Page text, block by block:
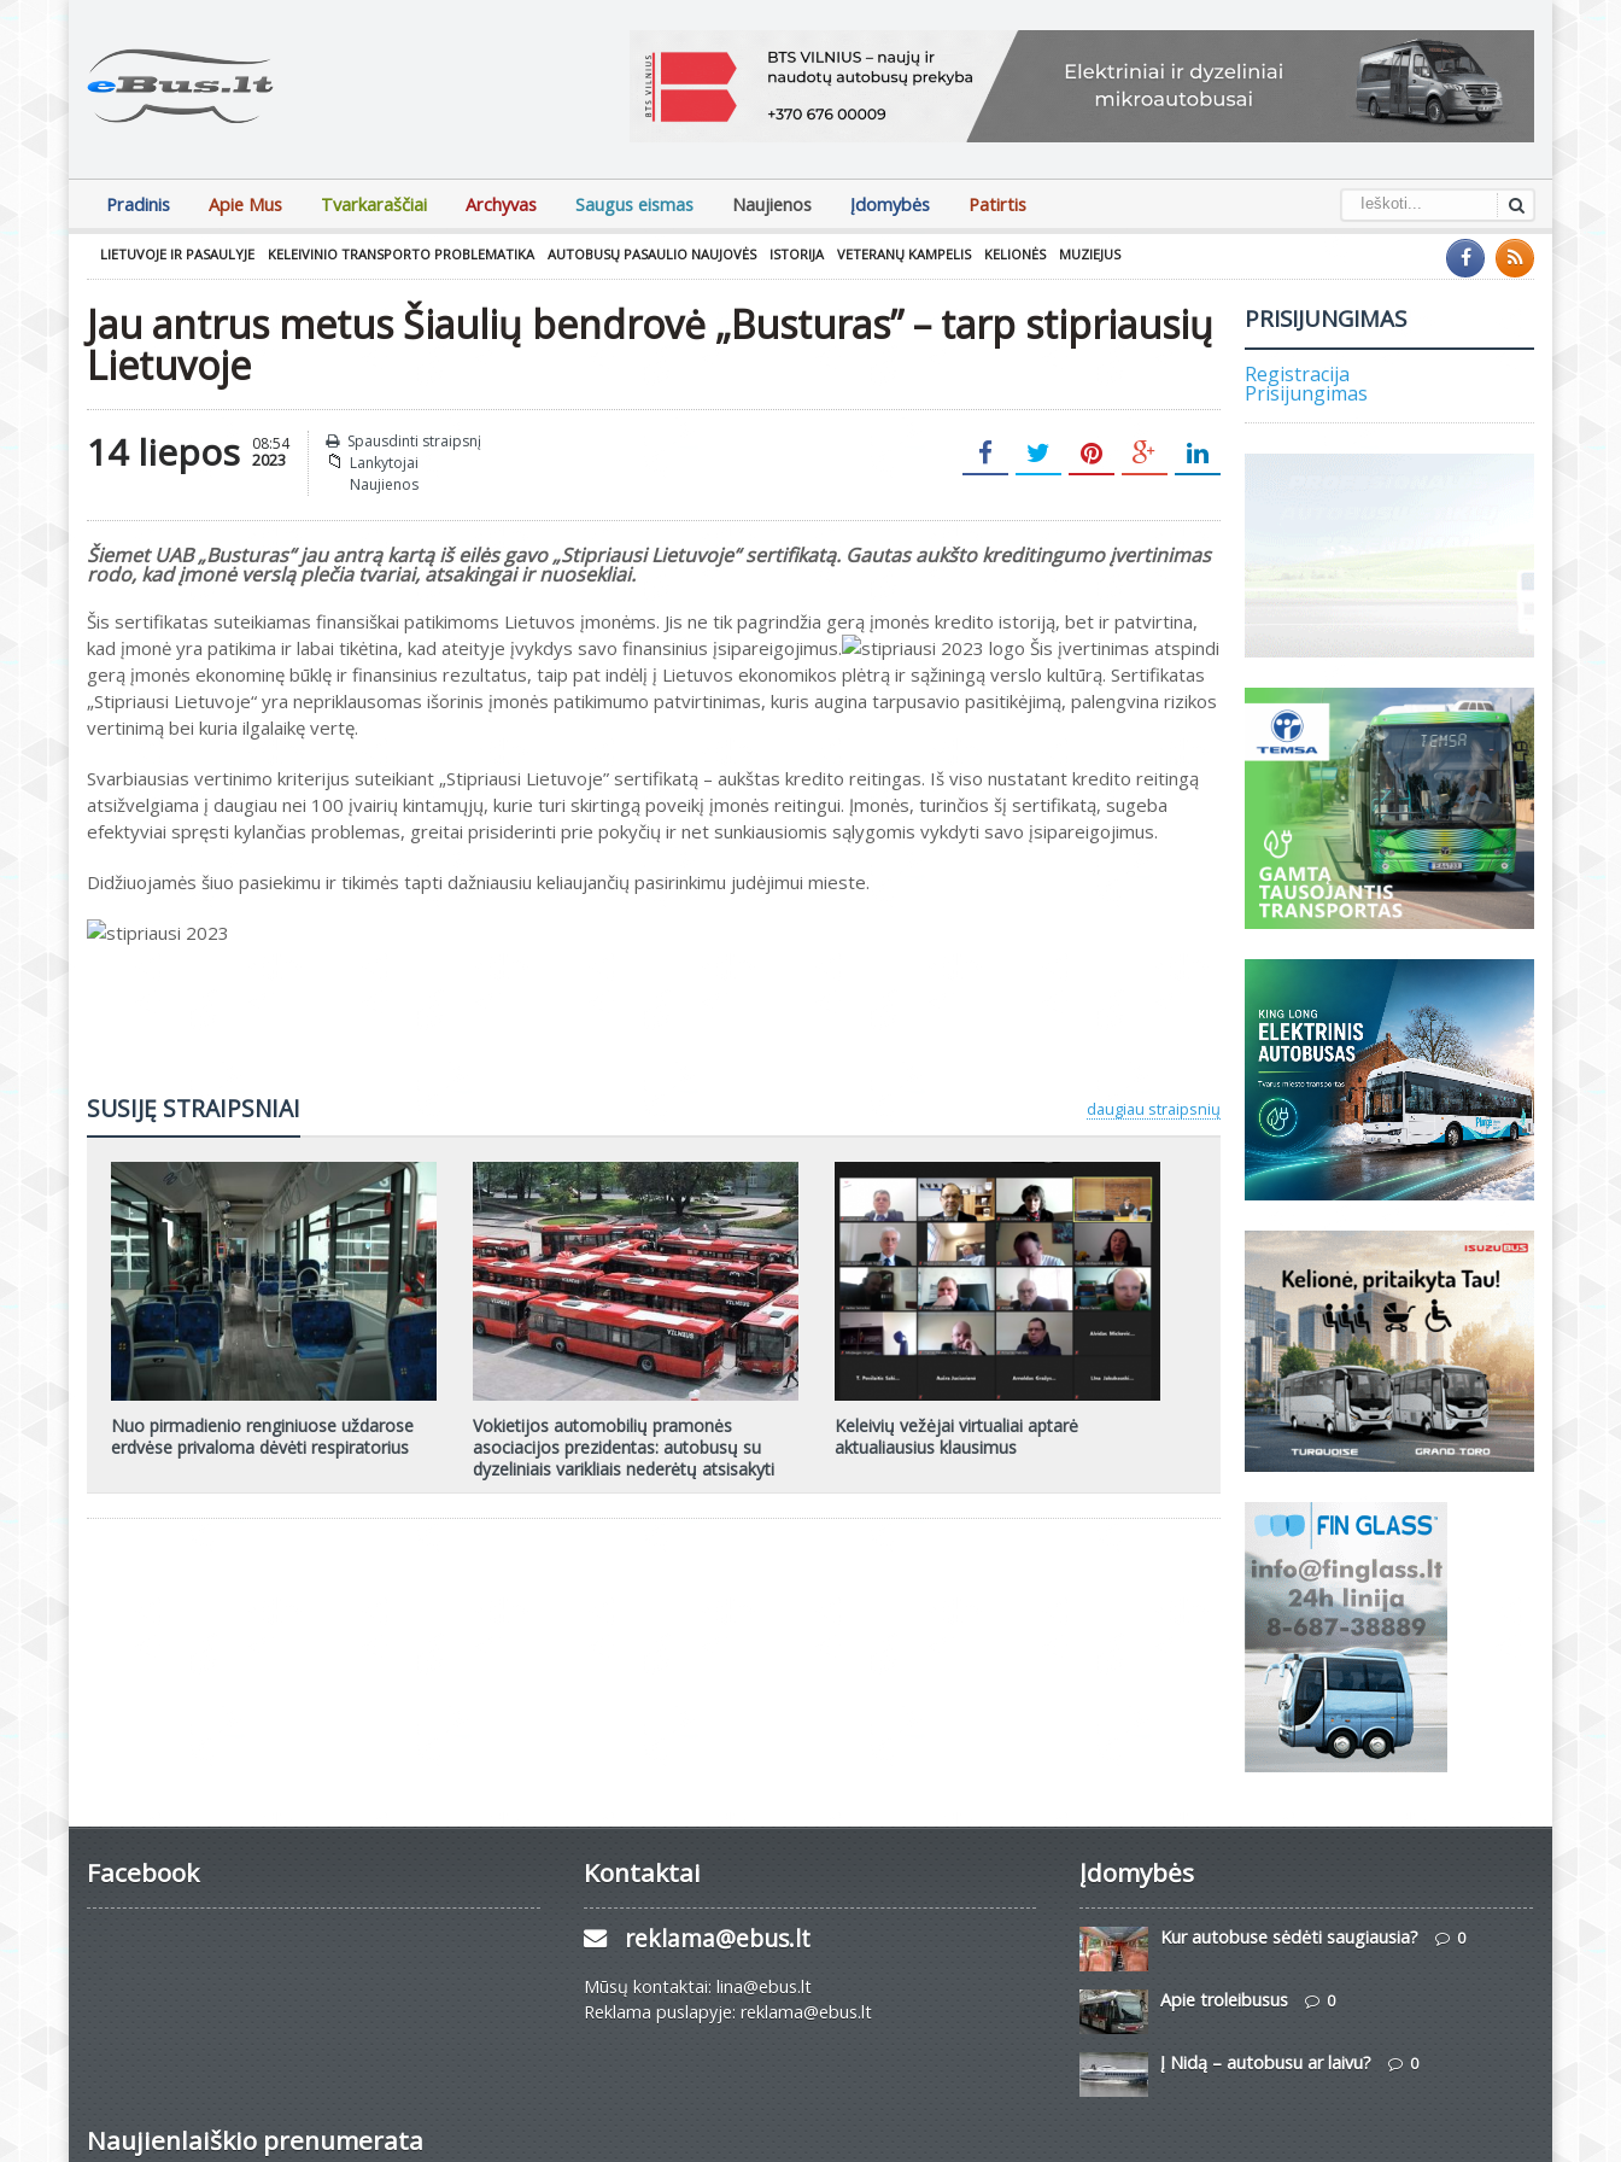
Pradinis Apie Mus Tvarkaraščiai Archyvas Saugus eismas Naujienos Įdomybės Patirtis
LIETUVOJE IR PASAULYJE KELEIVINIO TRANSPORTO PROBLEMATIKA AUTOBUSŲ PASAULIO NAUJOVĖS ISTORIJA VETERANŲ KAMPELIS KELIONĖS MUZIEJUS
Jau antrus metus Šiaulių bendrovė „Busturas” – tarp stipriausių
Lietuvoje
14 liepos 08:54
2023
Spausdinti straipsnį
Lankytojai
Naujienos
Šiemet UAB „Busturas“ jau antrą kartą iš eilės gavo „Stipriausi Lietuvoje“ sertifikatą. Gautas aukšto kreditingumo įvertinimas
rodo, kad įmonė verslą plečia tvariai, atsakingai ir nuosekliai.
Šis sertifikatas suteikiamas finansiškai patikimoms Lietuvos įmonėms. Jis ne tik pagrindžia gerą įmonės kredito istoriją, bet ir patvirtina,
kad įmonė yra patikima ir labai tikėtina, kad ateityje įvykdys savo finansinius įsipareigojimus.
Šis įvertinimas atspindi
gerą įmonės ekonominę būklę ir finansinius rezultatus, taip pat indėlį į Lietuvos ekonomikos plėtrą ir sąžiningą verslo kultūrą. Sertifikatas
„Stipriausi Lietuvoje“ yra nepriklausomas išorinis įmonės patikimumo patvirtinimas, kuris augina tarpusavio pasitikėjimą, palengvina rizikos
vertinimą bei kuria ilgalaikę vertę.
Svarbiausias vertinimo kriterijus suteikiant „Stipriausi Lietuvoje” sertifikatą – aukštas kredito reitingas. Iš viso nustatant kredito reitingą
atsižvelgiama į daugiau nei 100 įvairių kintamųjų, kurie turi skirtingą poveikį įmonės reitingui. Įmonės, turinčios šį sertifikatą, sugeba
efektyviai spręsti kylančias problemas, greitai prisiderinti prie pokyčių ir net sunkiausiomis sąlygomis vykdyti savo įsipareigojimus.
Didžiuojamės šiuo pasiekimu ir tikimės tapti dažniausiu keliaujančių pasirinkimu judėjimui mieste.
daugiau straipsnių
SUSIJĘ STRAIPSNIAI
Nuo pirmadienio renginiuose uždarose
erdvėse privaloma dėvėti respiratorius
Vokietijos automobilių pramonės
asociacijos prezidentas: autobusų su
dyzeliniais varikliais nederėtų atsisakyti
Keleivių vežėjai virtualiai aptarė
aktualiausius klausimus
PRISIJUNGIMAS
Registracija
Prisijungimas
Facebook Kontaktai
reklama@ebus.lt
Mūsų kontaktai: lina@ebus.lt
Reklama puslapyje: reklama@ebus.lt
Įdomybės
Kur autobuse sėdėti saugiausia? 0
Apie troleibusus 0
Į Nidą – autobusu ar laivu? 0
Naujienlaiškio prenumerata